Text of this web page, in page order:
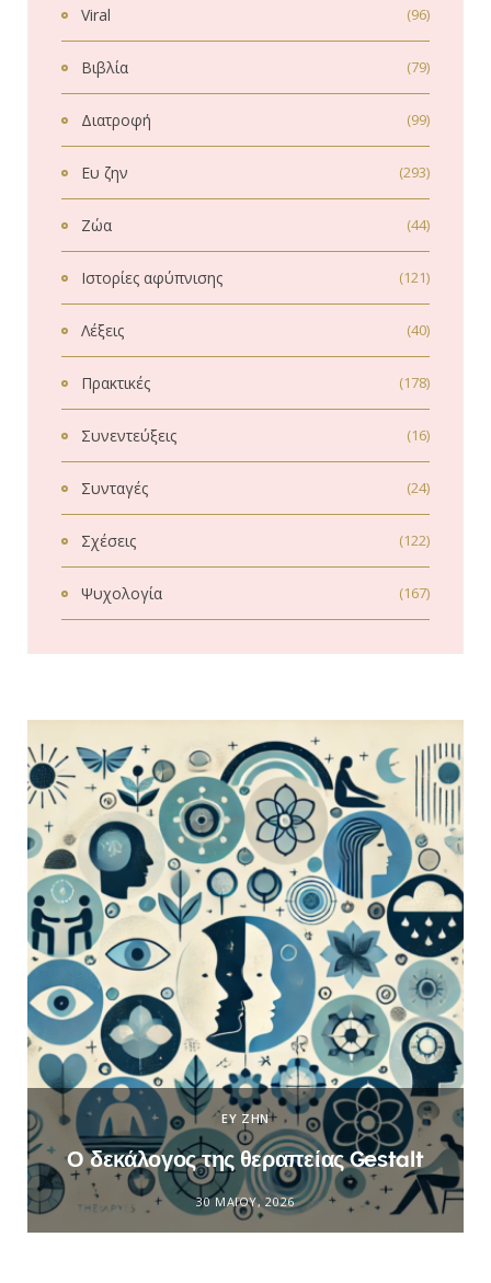
Viral (96)
Βιβλία (79)
Διατροφή (99)
Ευ ζην (293)
Ζώα (44)
Ιστορίες αφύπνισης (121)
Λέξεις (40)
Πρακτικές (178)
Συνεντεύξεις (16)
Συνταγές (24)
Σχέσεις (122)
Ψυχολογία (167)
ΕΥ ΖΗΝ
Ο δεκάλογος της θεραπείας Gestalt
30 ΜΑΪ́ΟΥ, 2026